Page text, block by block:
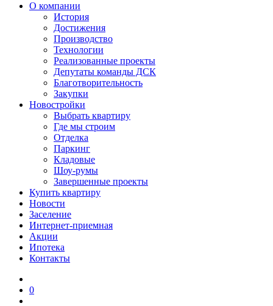
О компании
История
Достижения
Производство
Технологии
Реализованные проекты
Депутаты команды ДСК
Благотворительность
Закупки
Новостройки
Выбрать квартиру
Где мы строим
Отделка
Паркинг
Кладовые
Шоу-румы
Завершенные проекты
Купить квартиру
Новости
Заселение
Интернет-приемная
Акции
Ипотека
Контакты
0